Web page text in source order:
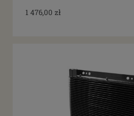
1 476,00 zł